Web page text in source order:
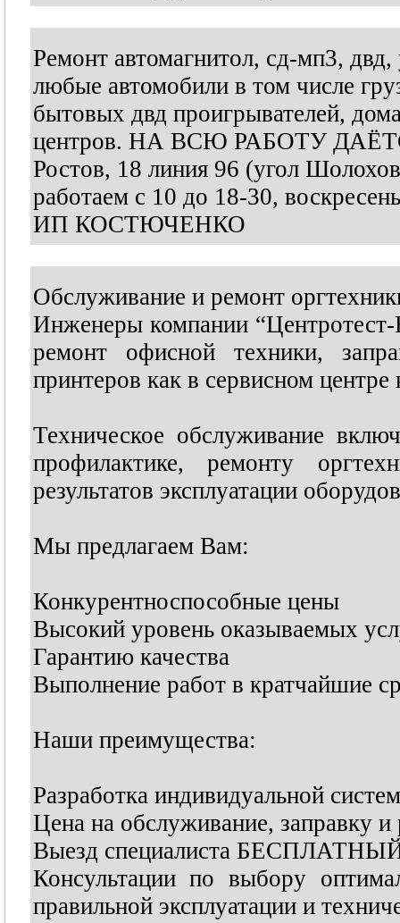
Ремонт автомагнитол, сд-мп3, двд,
любые автомобили в том числе
бытовых двд проигрывателей,
центров. НА ВСЮ РАБОТУ
Ростов, 18 линия 96 (угол
работаем с 10 до 18-30,
ИП КОСТЮЧЕНКО
Обслуживание и ремонт
Инженеры компании
ремонт офисной техники,
принтеров как в сервисном
Техническое обслуживание
профилактике, ремонту
результатов эксплуатации
Мы предлагаем Вам:
Конкурентноспособные цены
Высокий уровень оказываемых
Гарантию качества
Выполнение работ в кратчайшие
Наши преимущества:
Разработка индивидуальной
Цена на обслуживание, заправку
Выезд специалиста БЕСПЛАТНЫЙ
Консультации по выбору
правильной эксплуатации и